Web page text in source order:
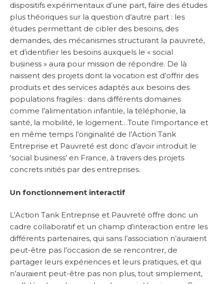
dispositifs expérimentaux d’une part, faire des études
plus théoriques sur la question d’autre part : les
études permettant de cibler des besoins, des
demandes, des mécanismes structurant la pauvreté,
et d’identifier les besoins auxquels le « social
business » aura pour mission de répondre. De là
naissent des projets dont la vocation est d’offrir des
produits et des services adaptés aux besoins des
populations fragiles : dans différents domaines
comme l’alimentation infantile, la téléphonie, la
santé, la mobilité, le logement…Toute l’importance et
en même temps l’originalité de l’Action Tank
Entreprise et Pauvreté est donc d’avoir introduit le
‘social business’ en France, à travers des projets
concrets initiés par des entreprises.
Un fonctionnement interactif
L’Action Tank Entreprise et Pauvreté offre donc un
cadre collaboratif et un champ d’interaction entre les
différents partenaires, qui sans l’association n’auraient
peut-être pas l’occasion de se rencontrer, de
partager leurs expériences et leurs pratiques, et qui
n’auraient peut-être pas non plus, tout simplement,